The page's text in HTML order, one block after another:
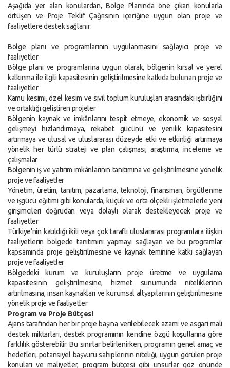
Aşağıda yer alan konulardan, Bölge Planında öne çıkan konularla
örtüşen ve Proje Teklif Çağrısının içeriğine uygun olan proje ve
faaliyetlere destek sağlanır:
Bölge planı ve programlarının uygulanmasını sağlayıcı proje ve
faaliyetler
Bölge planı ve programlarına uygun olarak, bölgenin kırsal ve yerel
kalkınma ile ilgili kapasitesinin geliştirilmesine katkıda bulunan proje ve
faaliyetler
Kamu kesimi, özel kesim ve sivil toplum kuruluşları arasındaki işbirliğini
ve ortaklığı geliştiren projeler
Bölgenin kaynak ve imkânlarını tespit etmeye, ekonomik ve sosyal
gelişmeyi hızlandırmaya, rekabet gücünü ve yenilik kapasitesini
artırmaya ve ulusal ve uluslararası düzeyde etki ve etkinliği artırmaya
yönelik her türlü strateji ve plan çalışması, araştırma, inceleme ve
çalışmalar
Bölgenin iş ve yatırım imkânlarının tanıtımına ve geliştirilmesine yönelik
proje ve faaliyetler
Yönetim, üretim, tanıtım, pazarlama, teknoloji, finansman, örgütlenme
ve işgücü eğitimi gibi konularda, küçük ve orta ölçekli işletmelerle yeni
girişimcileri doğrudan veya dolaylı olarak destekleyecek proje ve
faaliyetler
Türkiye'nin katıldığı ikili veya çok taraflı uluslararası programlara ilişkin
faaliyetlerin bölgede tanıtımını yapmayı sağlayan ve bu programlar
kapsamında proje geliştirilmesine ve kaynak teminine katkı sağlayan
proje ve faaliyetler
Bölgedeki kurum ve kuruluşların proje üretme ve uygulama
kapasitesinin geliştirilmesine, hizmet sunumunda niteliklerinin
artırılmasına, insan kaynakları ve kurumsal altyapılarının geliştirilmesine
yönelik proje ve faaliyetler
Program ve Proje Bütçesi
Ajans tarafından her bir proje başına verilebilecek azami ve asgari mali
destek miktarları, destek programının kendine özgü koşullarına göre
farklılık gösterebilir. Bu sınırlar belirlenirken, programın genel amaç ve
hedefleri, potansiyel başvuru sahiplerinin niteliği, uygun görülen proje
konuları ve maliyetler, program bütçesi gibi unsurlar göz önünde